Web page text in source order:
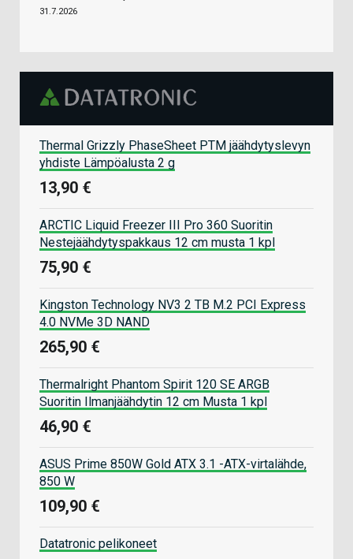
31.7.2026
Thermal Grizzly PhaseSheet PTM jäähdytyslevyn
yhdiste Lämpöalusta 2 g
13,90 €
ARCTIC Liquid Freezer III Pro 360 Suoritin
Nestejäähdytyspakkaus 12 cm musta 1 kpl
75,90 €
Kingston Technology NV3 2 TB M.2 PCI Express
4.0 NVMe 3D NAND
265,90 €
Thermalright Phantom Spirit 120 SE ARGB
Suoritin Ilmanjäähdytin 12 cm Musta 1 kpl
46,90 €
ASUS Prime 850W Gold ATX 3.1 -ATX-virtalähde,
850 W
109,90 €
Datatronic pelikoneet